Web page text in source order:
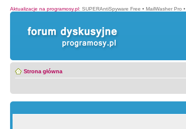
Aktualizacje na programosy.pl: SUPERAntiSpyware Free • MailWasher Pro •
Strona główna